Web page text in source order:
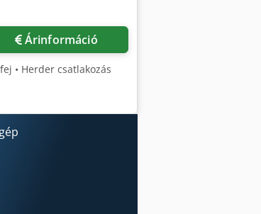
Árinformáció
• Herder csatlakozás